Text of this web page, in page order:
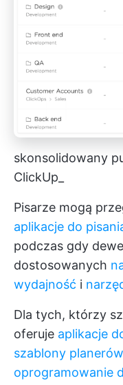
skonsolidowany
ClickUp_
Pisarze mogą
aplikacje do
podczas gdy
dostosowanych
wydajność i
Dla tych, którzy
oferuje aplikacje
szablony
oprogramowanie